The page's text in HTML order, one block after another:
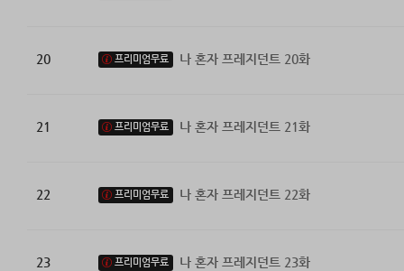
20 프리미엄무료 나 혼자 프레지던트 20화
21 프리미엄무료 나 혼자 프레지던트 21화
22 프리미엄무료 나 혼자 프레지던트 22화
23 프리미엄무료 나 혼자 프레지던트 23화